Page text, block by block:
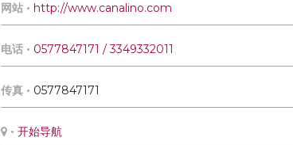
网站 •http://www.canalino.com
电话 • 0577847171 / 3349332011
传真 • 0577847171
• 开始导航